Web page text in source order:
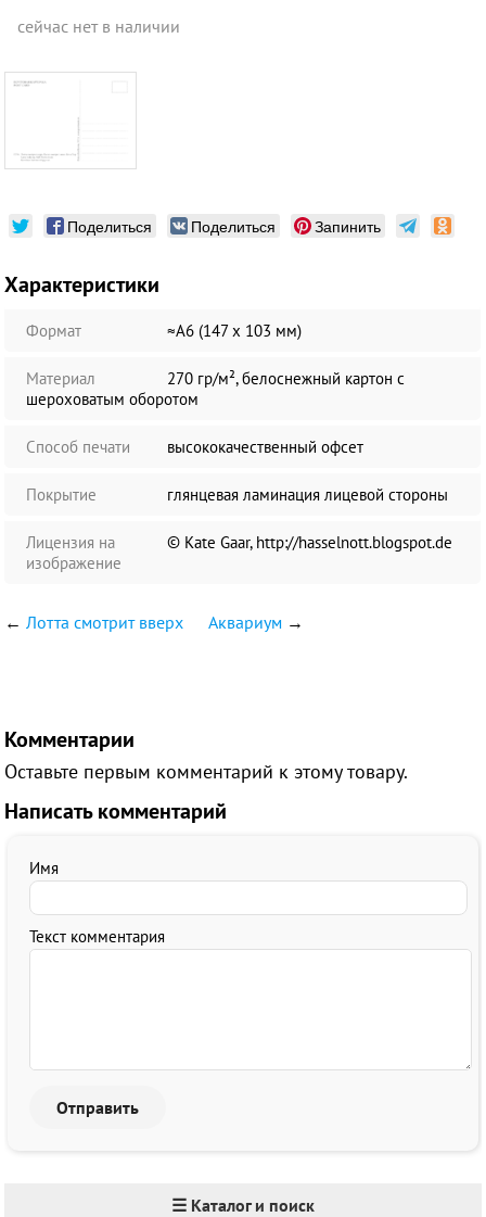
сейчас нет в наличии
Поделиться Поделиться Запинить
Характеристики
Формат ≈А6 (147 х 103 мм)
Материал
270 гр/м², белоснежный картон с
шероховатым оборотом
Способ печати высококачественный офсет
Покрытие глянцевая ламинация лицевой стороны
Лицензия на
изображение
© Kate Gaar, http://hasselnott.blogspot.de
←Лотта смотрит вверх Аквариум →
Комментарии
Оставьте первым комментарий к этому товару.
Написать комментарий
Имя
Текст комментария
☰ Каталог и поиск